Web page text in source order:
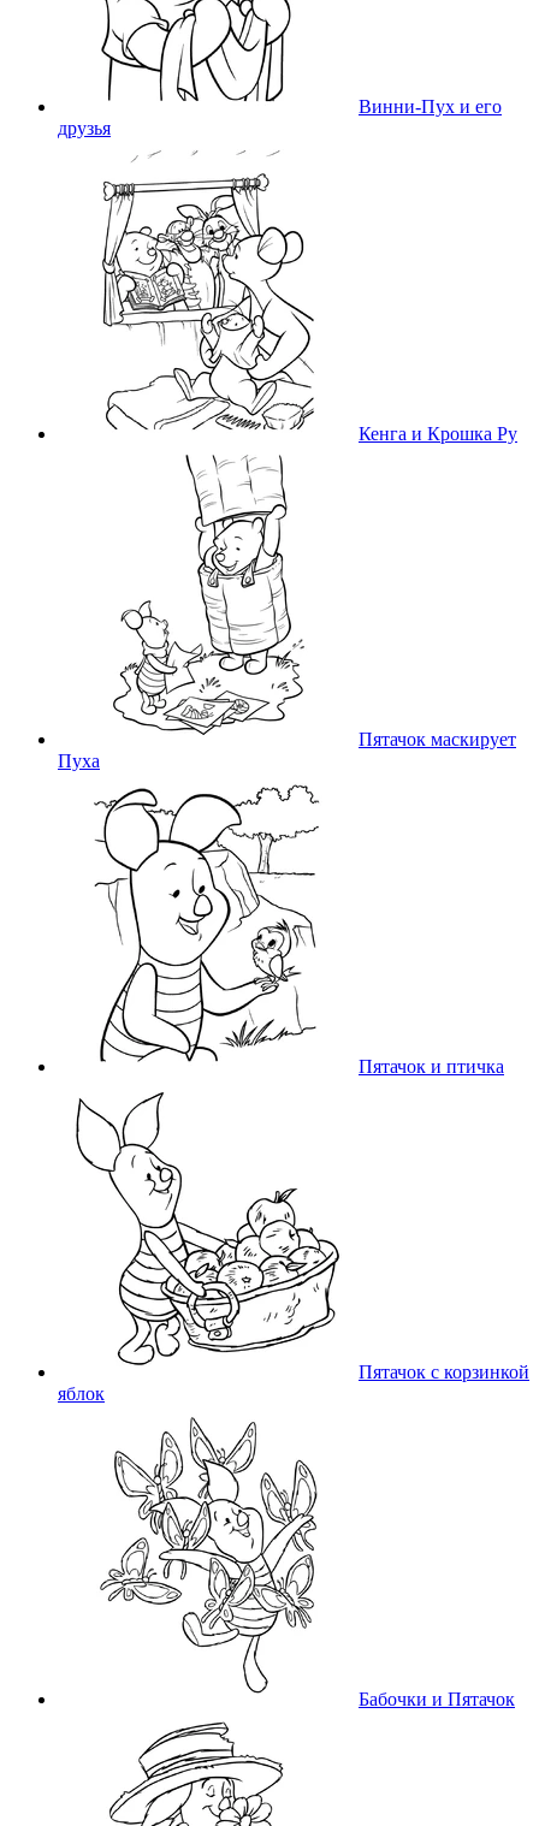
Винни-Пух и его
друзья
Кенга и Крошка Ру
Пятачок маскирует
Пуха
Пятачок и птичка
Пятачок с корзинкой
яблок
Бабочки и Пятачок